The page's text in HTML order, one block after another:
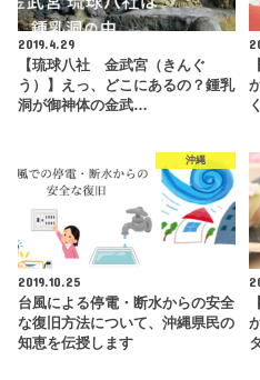
2019.4.29
【琉球八社 金武宮（きんぐ
う）】えっ、どこにあるの？鍾乳
洞が御神体の金武…
沖縄
2019.10.25
台風による停電・断水からの安全
な復旧方法について、沖縄県民の
知恵を伝授します